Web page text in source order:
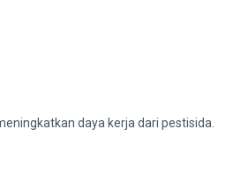
daya kerja dari pestisida.